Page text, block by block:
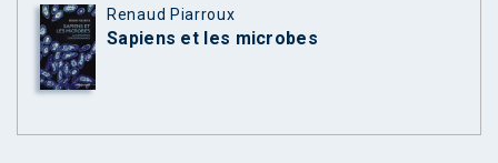
Renaud Piarroux
Sapiens et les microbes